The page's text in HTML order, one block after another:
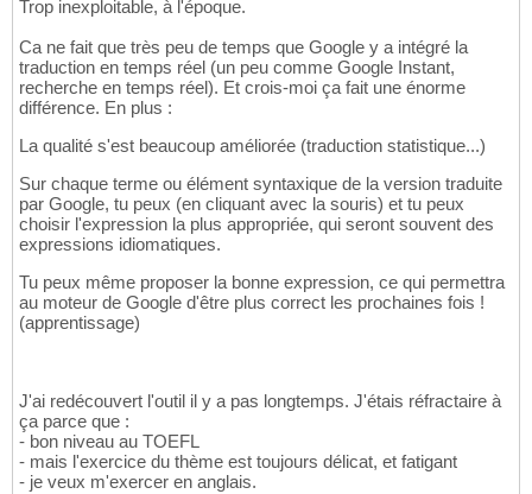
Trop inexploitable, à l'époque.
Ca ne fait que très peu de temps que Google y a intégré la
traduction en temps réel (un peu comme Google Instant,
recherche en temps réel). Et crois-moi ça fait une énorme
différence. En plus :
La qualité s'est beaucoup améliorée (traduction statistique...)
Sur chaque terme ou élément syntaxique de la version traduite
par Google, tu peux (en cliquant avec la souris) et tu peux
choisir l'expression la plus appropriée, qui seront souvent des
expressions idiomatiques.
Tu peux même proposer la bonne expression, ce qui permettra
au moteur de Google d'être plus correct les prochaines fois !
(apprentissage)
J'ai redécouvert l'outil il y a pas longtemps. J'étais réfractaire à
ça parce que :
- bon niveau au TOEFL
- mais l'exercice du thème est toujours délicat, et fatigant
- je veux m'exercer en anglais.